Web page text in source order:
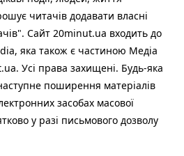
читачів додавати власні
Сайт 20minut.ua входить до
яка також є частиною Медіа
Усі права захищені. Будь-яка
поширення матеріалів
засобах масової
у разі письмового дозволу